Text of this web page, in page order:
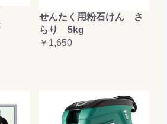
せんたく用粉石けん さ
らり 5kg
￥1,650